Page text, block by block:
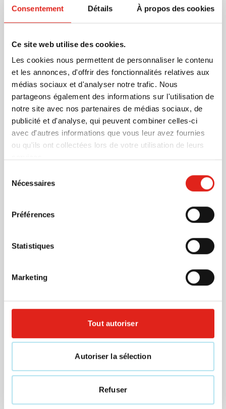
Consentement Détails À propos des cookies
Ce site web utilise des cookies.
Les cookies nous permettent de personnaliser le contenu
et les annonces, d'offrir des fonctionnalités relatives aux
médias sociaux et d'analyser notre trafic. Nous
partageons également des informations sur l'utilisation de
notre site avec nos partenaires de médias sociaux, de
publicité et d'analyse, qui peuvent combiner celles-ci
avec d'autres informations que vous leur avez fournies
ou qu'ils ont collectées lors de votre utilisation de leurs
Nécessaires
Préférences
Statistiques
Marketing
Tout autoriser
Autoriser la sélection
Refuser
001002
à partir de 4,34
001003 004005
à partir de 13,34
Stylo Parker Jotter XL
Marquage à partir de 5 unités
Livraison à partir de14 août
Visonner
001
20 août
75,85
Roller Parker Sonnet Stainless
Marquage à partir de 5 unités
Visonner